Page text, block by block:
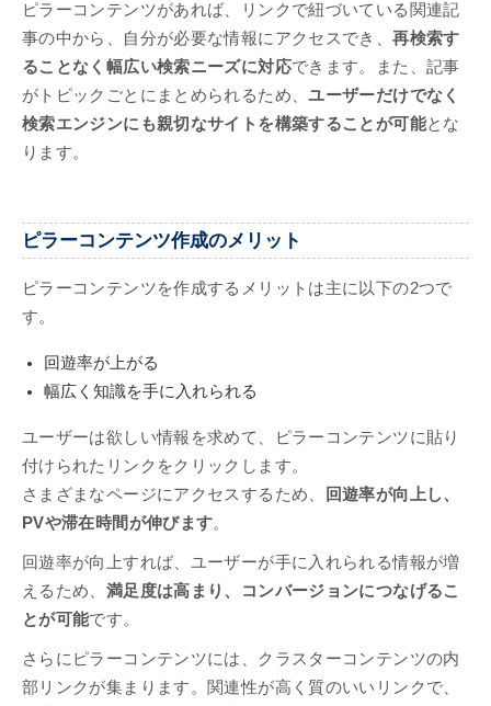
ピラーコンテンツがあれば、リンクで紐づいている関連記
事の中から、自分が必要な情報にアクセスでき、再検索す
ることなく幅広い検索ニーズに対応できます。また、記事
がトピックごとにまとめられるため、ユーザーだけでなく
検索エンジンにも親切なサイトを構築することが可能とな
ります。
ピラーコンテンツ作成のメリット
ピラーコンテンツを作成するメリットは主に以下の2つで
す。
回遊率が上がる
幅広く知識を手に入れられる
ユーザーは欲しい情報を求めて、ピラーコンテンツに貼り
付けられたリンクをクリックします。
さまざまなページにアクセスするため、
回遊率が向上し、
PVや滞在時間が伸びます。
回遊率が向上すれば、ユーザーが手に入れられる情報が増
えるため、 満足度は高まり、コンバージョンにつなげるこ
とが可能です。
さらにピラーコンテンツには、クラスターコンテンツの内
部リンクが集まります。関連性が高く質のいいリンクで、